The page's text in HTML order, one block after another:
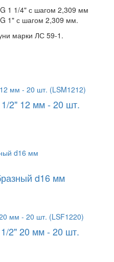
1 1/4" с шагом 2,309 мм
1" с шагом 2,309 мм.
марки ЛС 59-1.
2" 12 мм - 20 шт.
d16 мм
2" 20 мм - 20 шт.